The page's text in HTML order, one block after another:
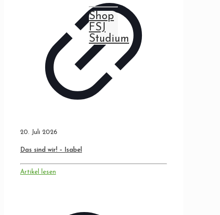
Shop
FSJ
Studium
20. Juli 2026
Das sind wir! – Isabel
Artikel lesen